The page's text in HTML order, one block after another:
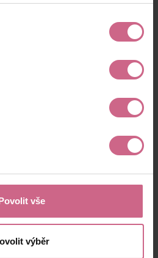
vše
výběr
keyboard_arrow_right